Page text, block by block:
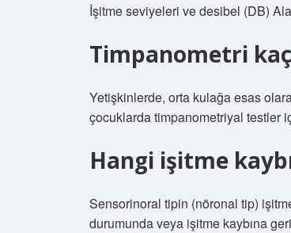
İşitme seviyeleri ve desibel (DB)
Timpanometri kaç
Yetişkinlerde, orta kulağa esas
çocuklarda timpanometriyal testler
Hangi işitme
Sensorinoral tipin (nöronal tip)
durumunda veya işitme kaybına